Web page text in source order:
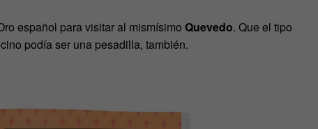
español para visitar al mismísimo Quevedo. Que el tipo
podía ser una pesadilla, también.